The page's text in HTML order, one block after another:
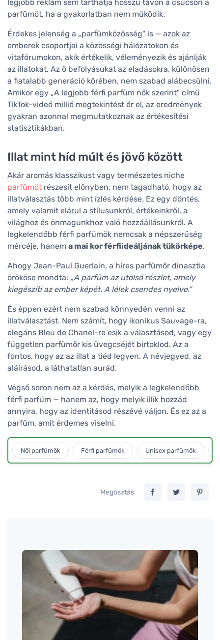
legjobb reklám sem tarthatja hosszú távon a csúcson a
parfümöt, ha a gyakorlatban nem működik.
Érdekes jelenség a „parfümközösség" is — azok az
emberek csoportjai a közösségi hálózatokon és
vitafórumokon, akik értékelik, véleményezik és ajánlják
az illatokat. Az ő befolyásukat az eladásokra, különösen
a fiatalabb generáció körében, nem szabad alábecsülni.
Amikor egy „A legjobb férfi parfüm nők szerint" című
TikTok-videó millió megtekintést ér el, az eredmények
gyakran azonnal megmutatkoznak az értékesítési
statisztikákban.
Illat mint híd múlt és jövő között
Akár aromás klasszikust vagy természetes niche
parfümöt részesít előnyben, nem tagadható, hogy az
illatválasztás több mint ízlés kérdése. Ez egy döntés,
amely valamit elárul a stílusunkról, értékeinkről, a
világhoz és önmagunkhoz való hozzáállásunkról. A
legkelendőbb férfi parfümök nemcsak a népszerűség
mércéje, hanem a mai kor férfiideáljának tükörképe.
Ahogy Jean-Paul Guerlain, a híres parfümőr dinasztia
örököse mondta: „A parfüm az utolsó részlet, amely
kiegészíti az ember képét. A lélek csendes nyelve."
És éppen ezért nem szabad könnyedén venni az
illatválasztást. Nem számít, hogy ikonikus Sauvage-ra,
elegáns Bleu de Chanel-re esik a választásod, vagy egy
független parfümőr kis üvegcséjét birtoklod. Az a
fontos, hogy az az illat a tiéd legyen. A névjegyed, az
aláírásod, a láthatatlan aurád.
Végső soron nem az a kérdés, melyik a legkelendőbb
férfi parfüm — hanem az, hogy melyik illik hozzád
annyira, hogy az identitásod részévé váljon. És ez az a
parfüm, amit érdemes viselni.
Női parfümök Férfi parfümök Unisex parfümök
Megosztás